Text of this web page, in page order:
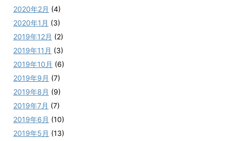
2020年2月 (4)
2020年1月 (3)
2019年12月 (2)
2019年11月 (3)
2019年10月 (6)
2019年9月 (7)
2019年8月 (9)
2019年7月 (7)
2019年6月 (10)
2019年5月 (13)